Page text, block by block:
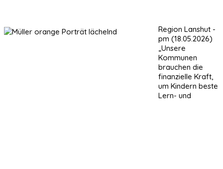
Region Lanshut -
pm (18.05.2026)
„Unsere
Kommunen
brauchen die
finanzielle Kraft,
um Kindern beste
Lern- und